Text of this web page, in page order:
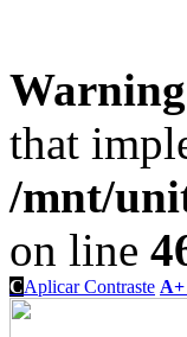
Warning
that
/mnt/
on line
CAplicar Contraste A+